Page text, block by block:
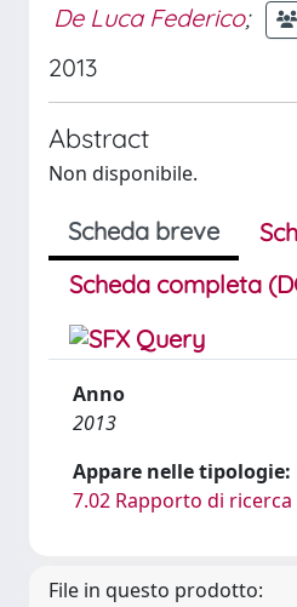
De Luca Federico;
2013
Abstract
Non disponibile.
Scheda breve
Scheda completa
Anno
2013
Appare nelle tipologie:
7.02 Rapporto di ricerca
File in questo prodotto: